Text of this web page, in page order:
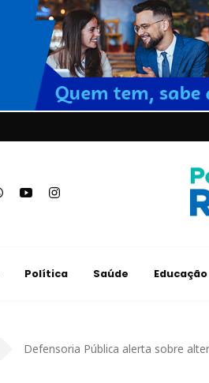
Política Saúde Educação
Defensoria Pública alerta sobre